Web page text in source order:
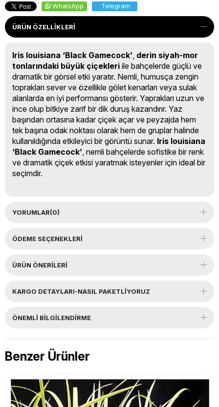
WhatsApp Telegram
ÜRÜN ÖZELLIKLERI
Iris louisiana ‘Black Gamecock’ derin siyah-mor
tonlarındaki büyük çiçekleri ile bahçelerde güçlü ve
dramatik bir görsel etki yaratır. Nemli, humusça zengin
toprakları sever ve özellikle gölet kenarları veya sulak
alanlarda en iyi performansı gösterir. Yaprakları uzun ve
ince olup bitkiye zarif bir dik duruş kazandırır. Yaz
başından ortasına kadar çiçek açar ve peyzajda hem
tek başına odak noktası olarak hem de gruplar halinde
kullanıldığında etkileyici bir görüntü sunar. Iris louisiana
‘Black Gamecock’ , nemli bahçelerde sofistike bir renk
ve dramatik çiçek etkisi yaratmak isteyenler için ideal bir
seçimdir.
YORUMLAR(0)
ÖDEME SEÇENEKLERI
ÜRÜN ÖNERILERI
KARGO DETAYLARI-NASIL PAKETLİYORUZ
ÖNEMLI BILGILENDIRME
Benzer Ürünler